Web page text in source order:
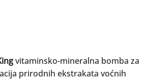
vitaminsko-mineralna bomba za
prirodnih ekstrakata voćnih